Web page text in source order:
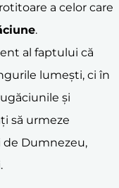
a celor care
.
al faptului că
lumești, ci în
și
să urmeze
de Dumnezeu,